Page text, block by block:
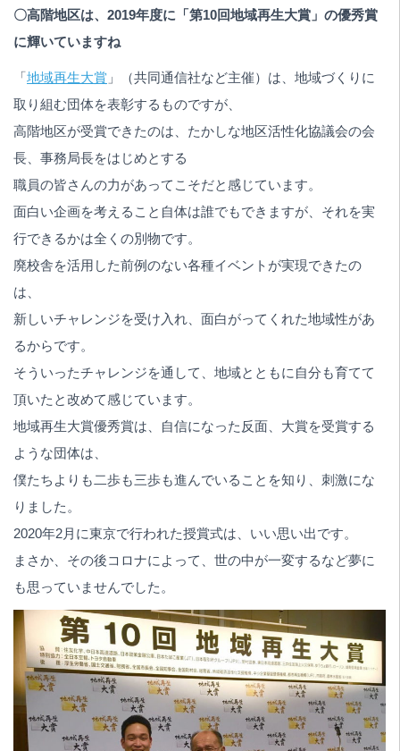
〇高階地区は、2019年度に「第10回地域再生大賞」の優秀賞
に輝いていますね
「地域再生大賞 」（共同通信社など主催）は、地域づくりに
取り組む団体を表彰するものですが、
高階地区が受賞できたのは、たかしな地区活性化協議会の会
長、事務局長をはじめとする
職員の皆さんの力があってこそだと感じています。
面白い企画を考えること自体は誰でもできますが、それを実
行できるかは全くの別物です。
廃校舎を活用した前例のない各種イベントが実現できたの
は、
新しいチャレンジを受け入れ、面白がってくれた地域性があ
るからです。
そういったチャレンジを通して、地域とともに自分も育てて
頂いたと改めて感じています。
地域再生大賞優秀賞は、自信になった反面、大賞を受賞する
ような団体は、
僕たちよりも二歩も三歩も進んでいることを知り、刺激にな
りました。
2020年2月に東京で行われた授賞式は、いい思い出です。
まさか、その後コロナによって、世の中が一変するなど夢に
も思っていませんでした。